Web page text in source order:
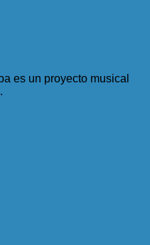
es un proyecto musical